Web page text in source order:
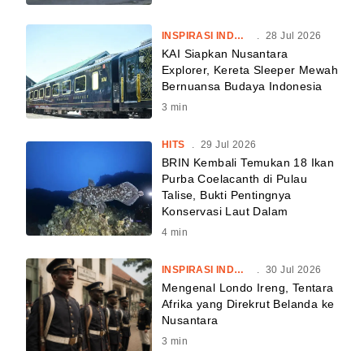
INSPIRASI INDONESIA . 28 Jul 2026
KAI Siapkan Nusantara
Explorer, Kereta Sleeper Mewah
Bernuansa Budaya Indonesia
3 min
HITS . 29 Jul 2026
BRIN Kembali Temukan 18 Ikan
Purba Coelacanth di Pulau
Talise, Bukti Pentingnya
Konservasi Laut Dalam
4 min
INSPIRASI INDONESIA . 30 Jul 2026
Mengenal Londo Ireng, Tentara
Afrika yang Direkrut Belanda ke
Nusantara
3 min